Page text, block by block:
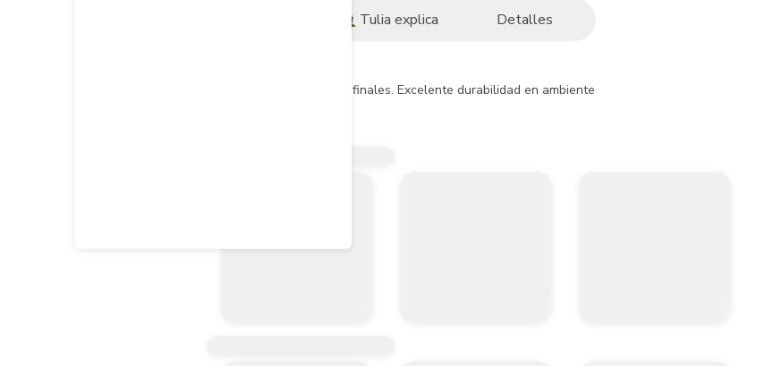
Tulia explica Detalles
Altas Resistencias iniciales y finales. Excelente durabilidad en ambientes con polución. Buen
- NTC 3318 Y NSR 10 título C para concretos, para Morteros NTC 3356 y NSR 10 título D y para